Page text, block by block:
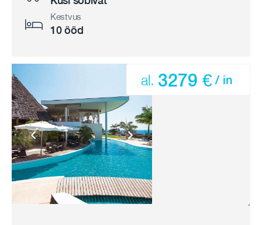
Kestvus
10 ööd
al. 3279 € / in